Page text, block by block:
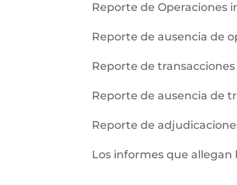
Reporte de Operaciones
Reporte de ausencia de
Reporte de
Reporte de ausencia de
Reporte de
Los informes que allegan